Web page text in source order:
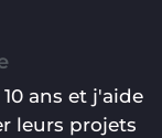
ans et j'aide
leurs projets